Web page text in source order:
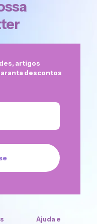
artigos
descontos
Ajuda e